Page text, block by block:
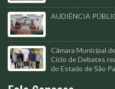
AUDIÊNCIA
Câmara Municipal
Ciclo de Debates
do Estado de São